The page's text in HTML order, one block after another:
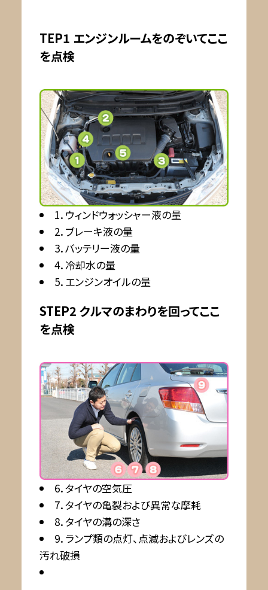
TEP1 エンジンルームをのぞいてここ
を点検
1．ウィンドウォッシャー液の量
2．ブレーキ液の量
3．バッテリー液の量
4．冷却水の量
5．エンジンオイルの量
STEP2 クルマのまわりを回ってここ
を点検
6．タイヤの空気圧
7．タイヤの亀裂および異常な摩耗
8．タイヤの溝の深さ
9．ランプ類の点灯、点滅およびレンズの
汚れ破損